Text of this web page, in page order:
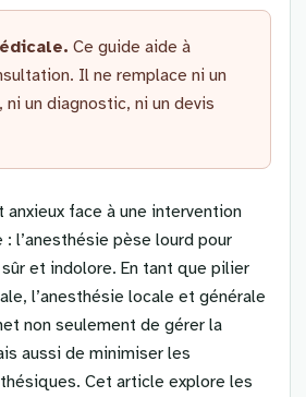
Ce guide aide à
Il ne remplace ni un
ni un diagnostic, ni un devis
face à une intervention
l’anesthésie pèse lourd pour
et indolore. En tant que pilier
l’anesthésie locale et générale
non seulement de gérer la
aussi de minimiser les
Cet article explore les